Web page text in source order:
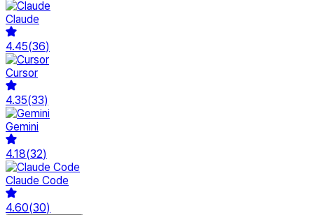
Claude
4.45(36)
Cursor
4.35(33)
Gemini
4.18(32)
Claude Code
4.60(30)